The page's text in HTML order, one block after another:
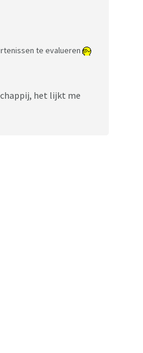
te evalueren
het lijkt me